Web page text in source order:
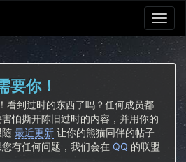
要你！
看到过时的东西了吗？任何成员都
怕撕开陈旧过时的内容，并用你的
随最近更新 让你的熊猫同伴的帖子
有任何问题，我们会在 QQ 的联盟